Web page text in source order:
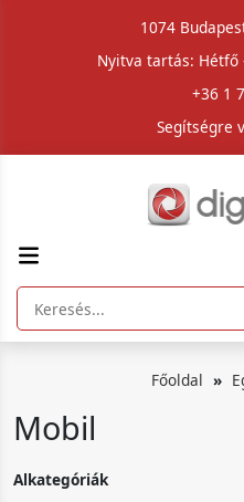
1074
Nyitva tartás: Hétfő
+36 1
Segítségre
Főoldal
Mobil
Alkategóriák